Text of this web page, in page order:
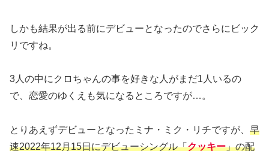
しかも結果が出る前にデビューとなったのでさらにビック
リですね。
3人の中にクロちゃんの事を好きな人がまだ1人いるの
で、恋愛のゆくえも気になるところですが…。
とりあえずデビューとなったミナ・ミク・リチですが、 早
速2022年12月15日にデビューシングル「クッキー」の配